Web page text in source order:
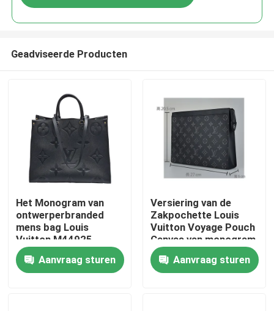
Huis
Producten
Geadviseerde Producten
Het Monogram van
ontwerperbranded
mens bag Louis
Vuitton M44925
OnTheGo GM
Aanvraag sturen
Versiering van de
Zakpochette Louis
Vuitton Voyage Pouch
Canvas van monogram
de Verduistering
Gemerkte Mensen
Aanvraag sturen